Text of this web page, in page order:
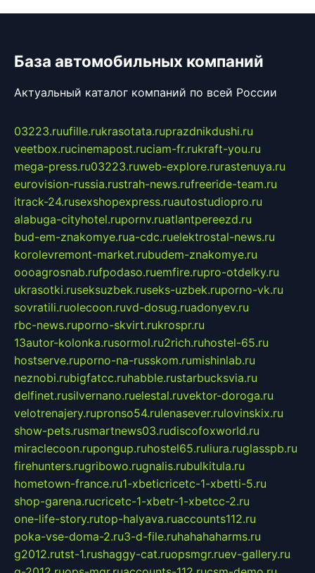
База автомобильных компаний
Актуальный каталог компаний по всей России
03223.ruufille.rukrasotata.ruprazdnikdushi.ru
veetbox.rucinemapost.ruciam-fr.rukraft-you.ru
mega-press.ru03223.ruweb-explore.rurastenuya.ru
eurovision-russia.rustrah-news.rufreeride-team.ru
itrack-24.rusexshopexpress.ruautostudiopro.ru
alabuga-cityhotel.rupornv.ruatlantpereezd.ru
bud-em-znakomye.rua-cdc.ruelektrostal-news.ru
korolevremont-market.rubudem-znakomye.ru
oooagrosnab.rufpodaso.ruemfire.rupro-otdelky.ru
ukrasotki.ruseksuzbek.ruseks-uzbek.ruporno-vk.ru
sovratili.ruolecoon.ruvd-dosug.ruadonyev.ru
rbc-news.ruporno-skvirt.rukrospr.ru
13autor-kolonka.rusormol.ru2rich.ruhostel-65.ru
hostserve.ruporno-na-russkom.rumishinlab.ru
neznobi.rubigfatcc.ruhabble.rustarbucksvia.ru
delfinet.rusilvernano.ruelestal.ruvektor-doroga.ru
velotrenajery.rupronso54.rulenasever.rulovinskix.ru
show-pets.rusmartnews03.rudiscofoxworld.ru
miraclecoon.rupongup.ruhostel65.ruliura.ruglasspb.ru
firehunters.rugribowo.rugnalis.rubulkitula.ru
hometown-france.ru1-xbeticricetc-1-xbetti-5.ru
shop-garena.rucricetc-1-xbetr-1-xbetcc-2.ru
one-life-story.rutop-halyava.ruaccounts112.ru
poka-vse-doma-2.ru3-d-file.ruhahahaharms.ru
g2012.rutst-1.rushaggy-cat.ruopsmgr.ruev-gallery.ru